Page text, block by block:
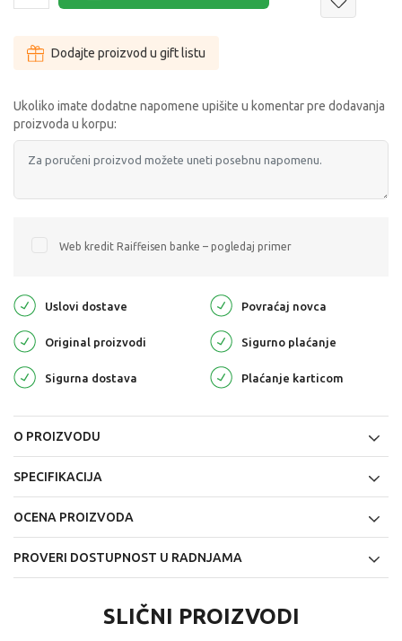
Dodajte proizvod u gift listu
Ukoliko imate dodatne napomene upišite u komentar pre dodavanja
proizvoda u korpu:
Web kredit Raiffeisen banke – pogledaj primer
Uslovi dostave Povraćaj novca
Original proizvodi Sigurno plaćanje
Sigurna dostava Plaćanje karticom
O PROIZVODU
SPECIFIKACIJA
OCENA PROIZVODA
PROVERI DOSTUPNOST U RADNJAMA
SLIČNI PROIZVODI